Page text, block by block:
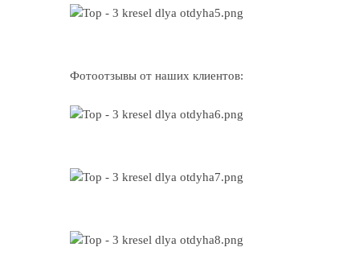
Фотоотзывы от наших клиентов: